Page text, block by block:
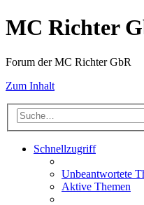
MC Richter
Forum der MC Richter GbR
Zum Inhalt
Schnellzugriff
Unbeantwortete
Aktive Themen